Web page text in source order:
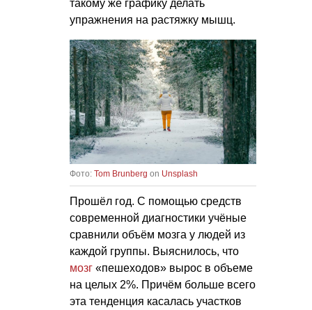
такому же графику делать
упражнения на растяжку мышц.
Фото: Tom Brunberg on Unsplash
Прошёл год. С помощью средств
современной диагностики учёные
сравнили объём мозга у людей из
каждой группы. Выяснилось, что
мозг «пешеходов» вырос в объеме
на целых 2%. Причём больше всего
эта тенденция касалась участков